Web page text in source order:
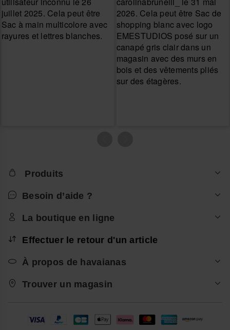
Produits
Besoin d’aide ?
La boutique en ligne
Effectuer le retour d'un article
À propos de havaianas
Trouver un magasin